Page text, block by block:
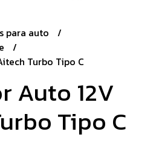
para auto
Turbo Tipo C
Auto 12V
Tipo C